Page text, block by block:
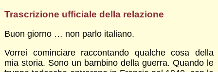
Trascrizione ufficiale della relazione
Buon giorno … non parlo italiano.
Vorrei cominciare raccontando qualche cosa della
mia storia. Sono un bambino della guerra. Quando le